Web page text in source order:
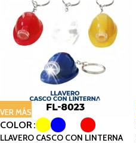
VER MÁS
COLOR
LLAVERO CASCO CON LINTERNA